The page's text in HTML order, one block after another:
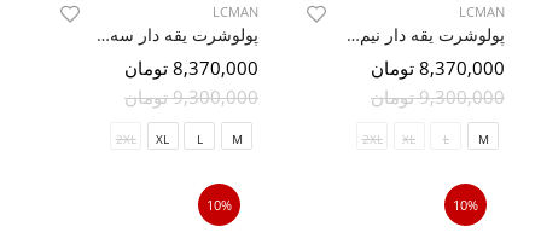
LCMAN
پولوشرت یقه دار نیم زیپ طرح دار 79528/40
8,370,000 تومان
9,300,000 تومان
M
L
XL
2XL
LCMAN
پولوشرت یقه دار سه دکمه 79542/40
8,370,000 تومان
9,300,000 تومان
M
L
XL
2XL
10%
10%